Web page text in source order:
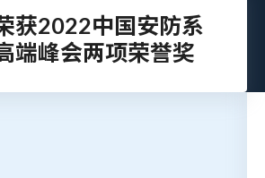
获2022中国安防系
端峰会两项荣誉奖